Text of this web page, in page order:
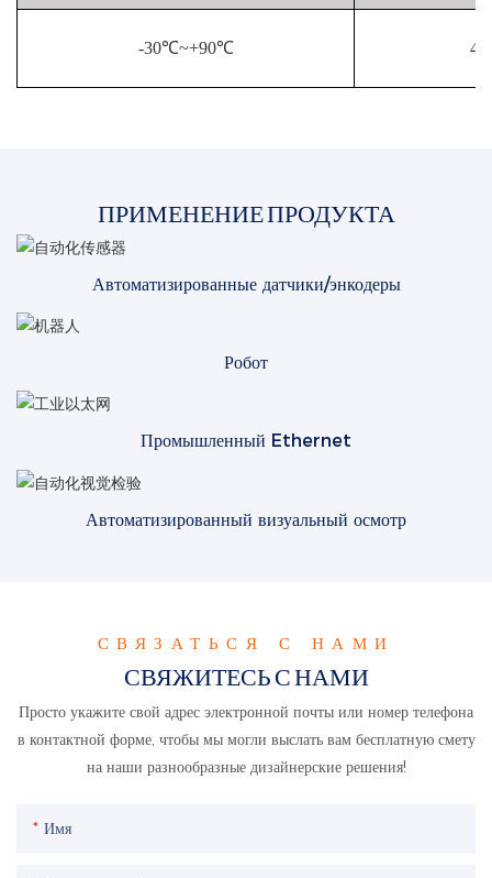
-30℃~+90℃
ПРИМЕНЕНИЕ ПРОДУКТА
Автоматизированные датчики/энкодеры
Робот
Промышленный Ethernet
Автоматизированный визуальный осмотр
СВЯЗАТЬСЯ С НАМИ
СВЯЖИТЕСЬ С НАМИ
Просто укажите свой адрес электронной почты или номер телефона
в контактной форме, чтобы мы могли выслать вам бесплатную смету
на наши разнообразные дизайнерские решения!
Имя